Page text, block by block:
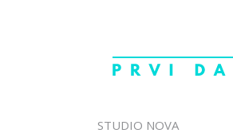
STUDIO NOVA